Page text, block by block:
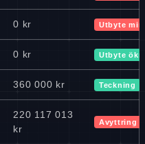
0 kr Utbyte
0 kr Utbyte
360 000 kr Teckning
220 117 013
kr
Avyttring